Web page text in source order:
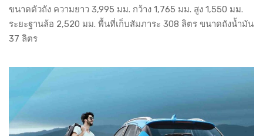
ขนาดตัวถัง ความยาว 3,995 มม. กว้าง 1,765 มม. สูง 1,550 มม.
ระยะฐานล้อ 2,520 มม. พื้นที่เก็บสัมภาระ 308 ลิตร ขนาดถังน้ำมัน
37 ลิตร